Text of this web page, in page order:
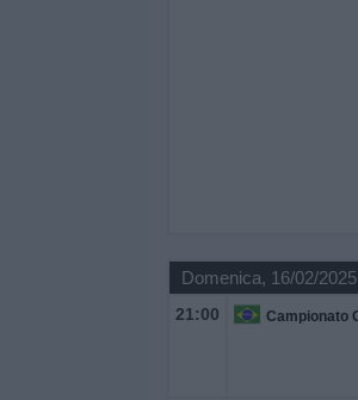
Domenica, 16/02/2025
21:00